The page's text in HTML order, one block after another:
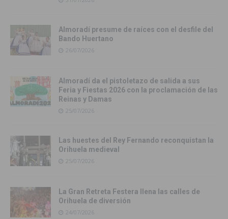
Almoradí presume de raíces con el desfile del
Bando Huertano
26/07/2026
Almoradí da el pistoletazo de salida a sus
Feria y Fiestas 2026 con la proclamación de las
Reinas y Damas
25/07/2026
Las huestes del Rey Fernando reconquistan la
Orihuela medieval
25/07/2026
La Gran Retreta Festera llena las calles de
Orihuela de diversión
24/07/2026